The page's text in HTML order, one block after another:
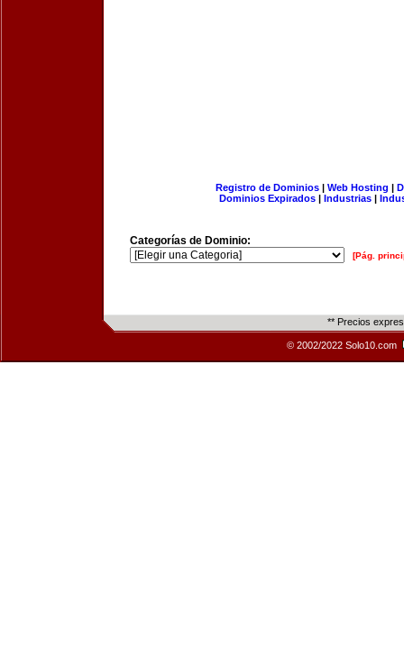
Registro de Dominios| Web Hosting |
Dominios Expirados | Industrias |
Categorías de Dominio:
[Pág.
** Precios
© 2002/2022 Solo10.com